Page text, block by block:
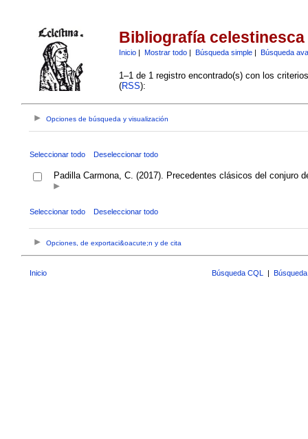
Bibliografía celestinesca
Inicio| Mostrar todo| Búsqueda simple| Búsqueda
1–1 de 1 registro encontrado(s) con los
(RSS):
Opciones de búsqueda y visualización
Seleccionar todo Deseleccionar todo
Padilla Carmona, C. (2017). Precedentes clásicos del conjuro
Seleccionar todo Deseleccionar todo
Opciones, de exportaci&oacute;n y de cita
Inicio Búsqueda CQL |